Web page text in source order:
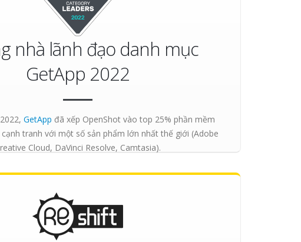
nhà lãnh đạo danh mục
GetApp 2022
GetApp đã xếp OpenShot vào top 25% phần mềm
tranh với một số sản phẩm lớn nhất thế giới (Adobe
Cloud, DaVinci Resolve, Camtasia).